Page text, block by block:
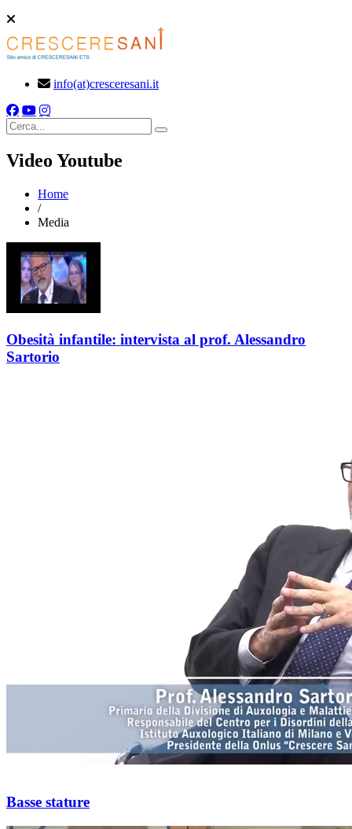
info(at)cresceresani.it
Cerca
Video Youtube
Home
/
Media
Obesità infantile: intervista al prof. Alessandro
Sartorio
Basse stature